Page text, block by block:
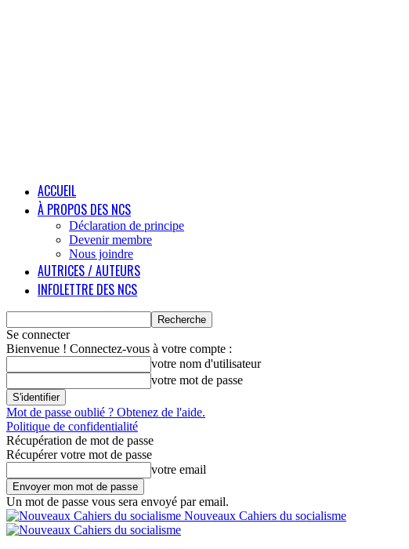
ACCUEIL
À PROPOS DES NCS
Déclaration de principe
Devenir membre
Nous joindre
AUTRICES / AUTEURS
INFOLETTRE DES NCS
Se connecter
Bienvenue ! Connectez-vous à votre compte :
votre nom d'utilisateur
votre mot de passe
Mot de passe oublié ? Obtenez de l'aide.
Politique de confidentialité
Récupération de mot de passe
Récupérer votre mot de passe
votre email
Un mot de passe vous sera envoyé par email.
Nouveaux Cahiers du socialisme